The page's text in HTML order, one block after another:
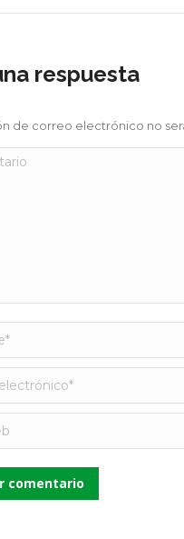
respuesta
de correo electrónico no
*
comentario